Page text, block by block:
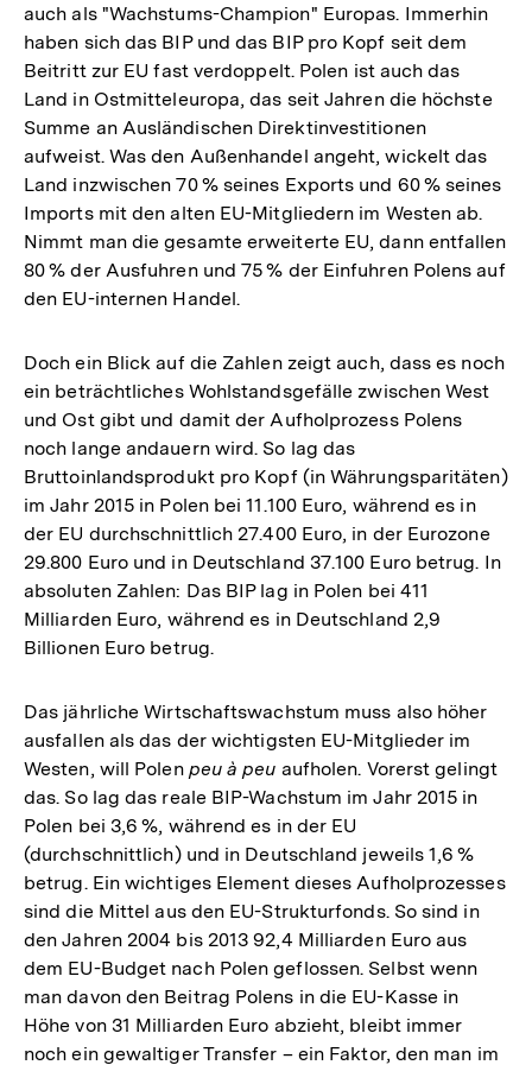
auch als "Wachstums-Champion" Europas. Immerhin
haben sich das BIP und das BIP pro Kopf seit dem
Beitritt zur EU fast verdoppelt. Polen ist auch das
Land in Ostmitteleuropa, das seit Jahren die höchste
Summe an Ausländischen Direktinvestitionen
aufweist. Was den Außenhandel angeht, wickelt das
Land inzwischen 70 % seines Exports und 60 % seines
Imports mit den alten EU-Mitgliedern im Westen ab.
Nimmt man die gesamte erweiterte EU, dann entfallen
80 % der Ausfuhren und 75 % der Einfuhren Polens auf
den EU-internen Handel.
Doch ein Blick auf die Zahlen zeigt auch, dass es noch
ein beträchtliches Wohlstandsgefälle zwischen West
und Ost gibt und damit der Aufholprozess Polens
noch lange andauern wird. So lag das
Bruttoinlandsprodukt pro Kopf (in Währungsparitäten)
im Jahr 2015 in Polen bei 11.100 Euro, während es in
der EU durchschnittlich 27.400 Euro, in der Eurozone
29.800 Euro und in Deutschland 37.100 Euro betrug. In
absoluten Zahlen: Das BIP lag in Polen bei 411
Milliarden Euro, während es in Deutschland 2,9
Billionen Euro betrug.
Das jährliche Wirtschaftswachstum muss also höher
ausfallen als das der wichtigsten EU-Mitglieder im
Westen, will Polenpeu à peu aufholen. Vorerst gelingt
das. So lag das reale BIP-Wachstum im Jahr 2015 in
Polen bei 3,6 %, während es in der EU
(durchschnittlich) und in Deutschland jeweils 1,6 %
betrug. Ein wichtiges Element dieses Aufholprozesses
sind die Mittel aus den EU-Strukturfonds. So sind in
den Jahren 2004 bis 2013 92,4 Milliarden Euro aus
dem EU-Budget nach Polen geflossen. Selbst wenn
man davon den Beitrag Polens in die EU-Kasse in
Höhe von 31 Milliarden Euro abzieht, bleibt immer
noch ein gewaltiger Transfer – ein Faktor, den man im